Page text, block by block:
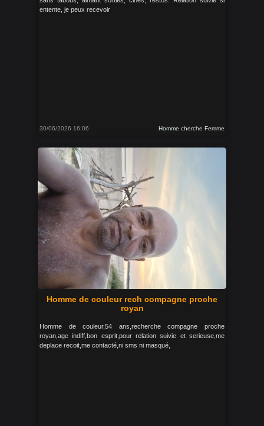
entente, je peux recevoir
30/06/2026 16:06 Homme cherche Femme
Homme de couleur rech compagne proche
royan
Homme de couleur,54 ans,recherche compagne proche
royan,age indiff,bon esprit,pour relation suivie et serieuse,me
deplace recoit,me contacté,ni sms ni masqué,